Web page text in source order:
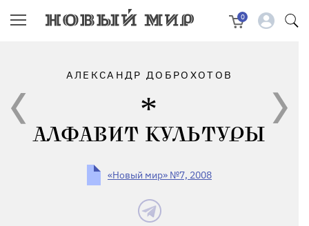
0
АЛЕКСАНДР ДОБРОХОТОВ
АЛФАВИТ КУЛЬТУРЫ
«Новый мир» №7, 2008